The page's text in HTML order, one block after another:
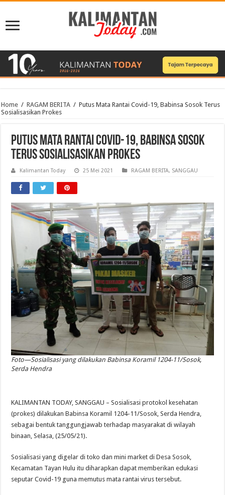
Home / RAGAM BERITA / Putus Mata Rantai Covid-19, Babinsa Sosok Terus
Sosialisasikan Prokes
Putus Mata Rantai Covid-19, Babinsa Sosok
Terus Sosialisasikan Prokes
Kalimantan Today 25 Mei 2021 RAGAM BERITA, SANGGAU
Foto—Sosialisasi yang dilakukan Babinsa Koramil 1204-11/Sosok,
Serda Hendra
KALIMANTAN TODAY, SANGGAU – Sosialisasi protokol kesehatan
(prokes) dilakukan Babinsa Koramil 1204-11/Sosok, Serda Hendra,
sebagai bentuk tanggungjawab terhadap masyarakat di wilayah
binaan, Selasa, (25/05/21).
Sosialisasi yang digelar di toko dan mini market di Desa Sosok,
Kecamatan Tayan Hulu itu diharapkan dapat memberikan edukasi
seputar Covid-19 guna memutus mata rantai virus tersebut.